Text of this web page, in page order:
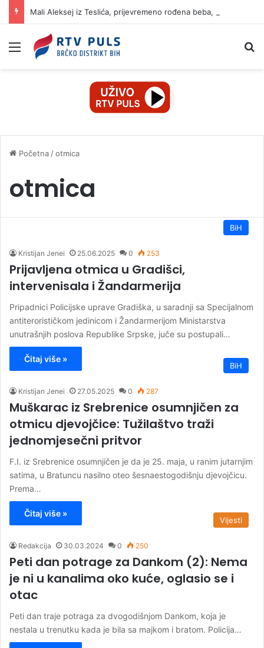
Izbornik
Početna /otmica
otmica
BiH
Kristijan Jenei 25.06.2025 0 253
Prijavljena otmica u Gradišci,
intervenisala i Žandarmerija
Pripadnici Policijske uprave Gradiška, u saradnji sa Specijalnom
antiterorističkom jedinicom i Žandarmerijom Ministarstva
unutrašnjih poslova Republike Srpske, juče su postupali…
Čitaj više »
BiH
Kristijan Jenei 27.05.2025 0 287
Muškarac iz Srebrenice osumnjičen za
otmicu djevojčice: Tužilaštvo traži
jednomjesečni pritvor
F.I. iz Srebrenice osumnjičen je da je 25. maja, u ranim jutarnjim
satima, u Bratuncu nasilno oteo šesnaestogodišnju djevojčicu.
Prema…
Čitaj više »
Vijesti
Redakcija 30.03.2024 0 250
Peti dan potrage za Dankom (2): Nema
je ni u kanalima oko kuće, oglasio se i
otac
Peti dan traje potraga za dvogodišnjom Dankom, koja je
nestala u trenutku kada je bila sa majkom i bratom. Policija…